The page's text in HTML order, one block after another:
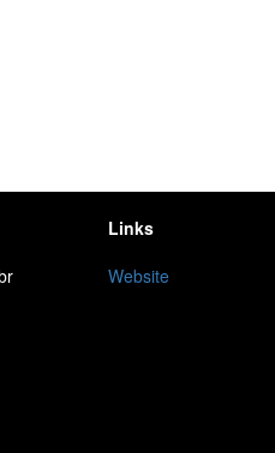
Links
Website